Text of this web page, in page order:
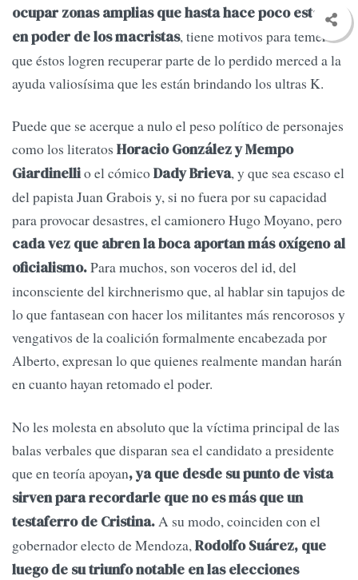
ocupar zonas amplias que hasta hace poco estaban
en poder de los macristas, tiene motivos para temer
que éstos logren recuperar parte de lo perdido merced a la
ayuda valiosísima que les están brindando los ultras K.
Puede que se acerque a nulo el peso político de personajes
como los literatos Horacio González y Mempo
Giardinellio el cómicoDady Brieva, y que sea escaso el
del papista Juan Grabois y, si no fuera por su capacidad
para provocar desastres, el camionero Hugo Moyano, pero
cada vez que abren la boca aportan más oxígeno al
oficialismo.Para muchos, son voceros del id, del
inconsciente del kirchnerismo que, al hablar sin tapujos de
lo que fantasean con hacer los militantes más rencorosos y
vengativos de la coalición formalmente encabezada por
Alberto, expresan lo que quienes realmente mandan harán
en cuanto hayan retomado el poder.
No les molesta en absoluto que la víctima principal de las
balas verbales que disparan sea el candidato a presidente
que en teoría apoyan, ya que desde su punto de vista
sirven para recordarle que no es más que un
testaferro de Cristina.A su modo, coinciden con el
gobernador electo de Mendoza,Rodolfo Suárez, que
luego de su triunfo notable en las elecciones